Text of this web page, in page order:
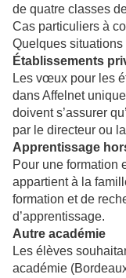
de quatre classes
Cas particuliers à
Quelques
Établissements
Les vœux pour les
dans Affelnet
doivent s’assurer
par le directeur ou
Apprentissage
Pour une formation
appartient à la
formation et de
d’apprentissage.
Autre académie
Les élèves
académie